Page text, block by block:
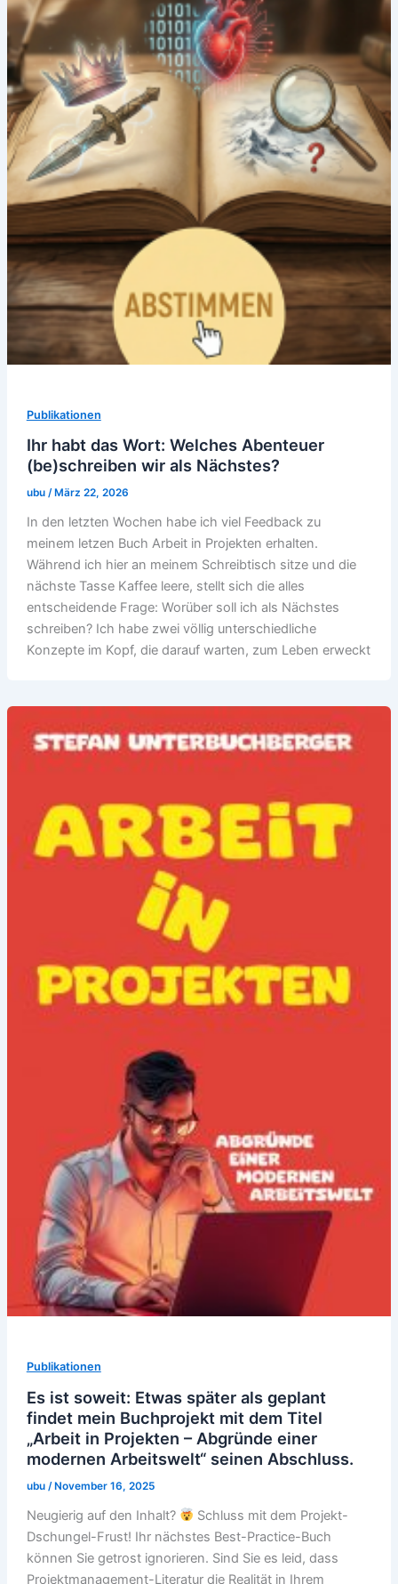
Publikationen
Ihr habt das Wort: Welches Abenteuer
(be)schreiben wir als Nächstes?
ubu / März 22, 2026
In den letzten Wochen habe ich viel Feedback zu
meinem letzen Buch Arbeit in Projekten erhalten.
Während ich hier an meinem Schreibtisch sitze und die
nächste Tasse Kaffee leere, stellt sich die alles
entscheidende Frage: Worüber soll ich als Nächstes
schreiben? Ich habe zwei völlig unterschiedliche
Konzepte im Kopf, die darauf warten, zum Leben erweckt
Publikationen
Es ist soweit: Etwas später als geplant
findet mein Buchprojekt mit dem Titel
„Arbeit in Projekten – Abgründe einer
modernen Arbeitswelt“ seinen Abschluss.
ubu /November 16, 2025
Neugierig auf den Inhalt?
Schluss mit dem Projekt-
Dschungel-Frust! Ihr nächstes Best-Practice-Buch
können Sie getrost ignorieren. Sind Sie es leid, dass
Projektmanagement-Literatur die Realität in Ihrem